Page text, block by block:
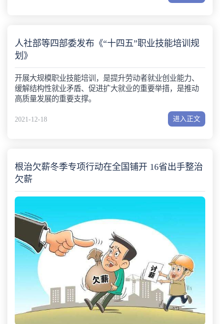
人社部等四部委发布《“十四五”职业技能培训规
划》
开展大规模职业技能培训，是提升劳动者就业创业能力、
缓解结构性就业矛盾、促进扩大就业的重要举措，是推动
高质量发展的重要支撑。
2021-12-18 进入正文
根治欠薪冬季专项行动在全国铺开 16省出手整治
欠薪